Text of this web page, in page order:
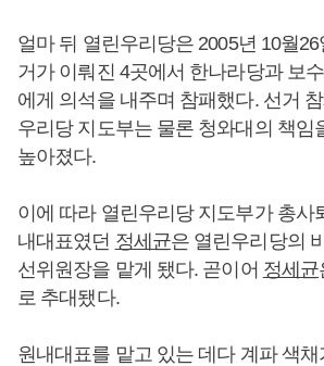
얼마 뒤 열린우리당은 2005년 10월
거가 이뤄진 4곳에서 한나라당과 보
에게 의석을 내주며 참패했다. 선거
우리당 지도부는 물론 청와대의 책임
높아졌다.
이에 따라 열린우리당 지도부가 총사
내대표였던 정세균은 열린우리당의
선위원장을 맡게 됐다. 곧이어 정세균
로 추대됐다.
원내대표를 맡고 있는 데다 계파 색채